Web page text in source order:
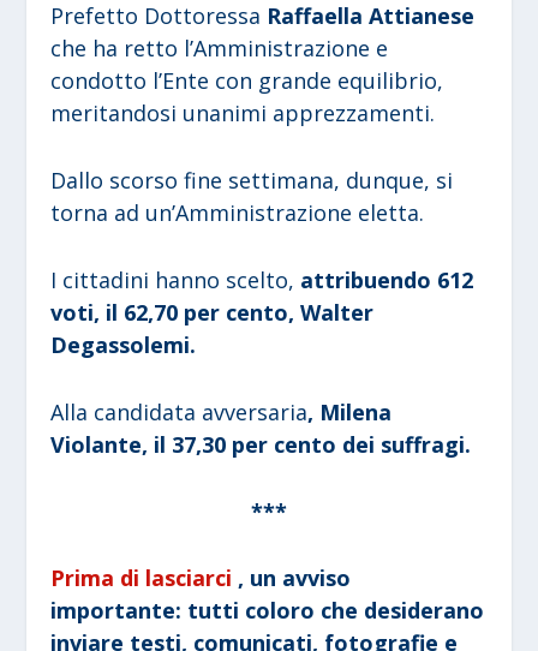
Prefetto Dottoressa Raffaella Attianese
che ha retto l’Amministrazione e
condotto l’Ente con grande equilibrio,
meritandosi unanimi apprezzamenti.
Dallo scorso fine settimana, dunque, si
torna ad un’Amministrazione eletta.
I cittadini hanno scelto, attribuendo 612
voti, il 62,70 per cento, Walter
Degassolemi.
Alla candidata avversaria, Milena
Violante, il 37,30 per cento dei suffragi.
***
Prima di lasciarci , un avviso
importante: tutti coloro che desiderano
inviare testi, comunicati, fotografie e